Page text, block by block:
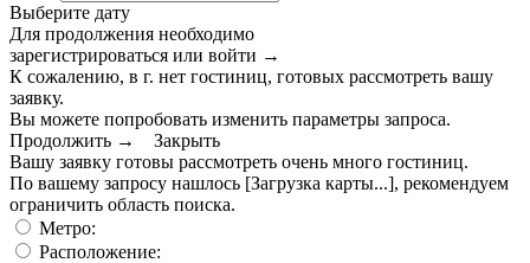
Выберите дату
Для продолжения необходимо
зарегистрироваться или войти →
К сожалению, в г. нет гостиниц, готовых рассмотреть вашу
заявку.
Вы можете попробовать изменить параметры запроса.
Продолжить →
Закрыть
Вашу заявку готовы рассмотреть очень много гостиниц.
По вашему запросу нашлось [Загрузка карты...], рекомендуем
ограничить область поиска.
Метро:
Расположение: